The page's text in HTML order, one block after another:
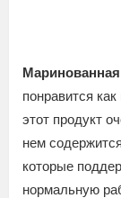
понравится
этот продукт
нем
которые
нормальную